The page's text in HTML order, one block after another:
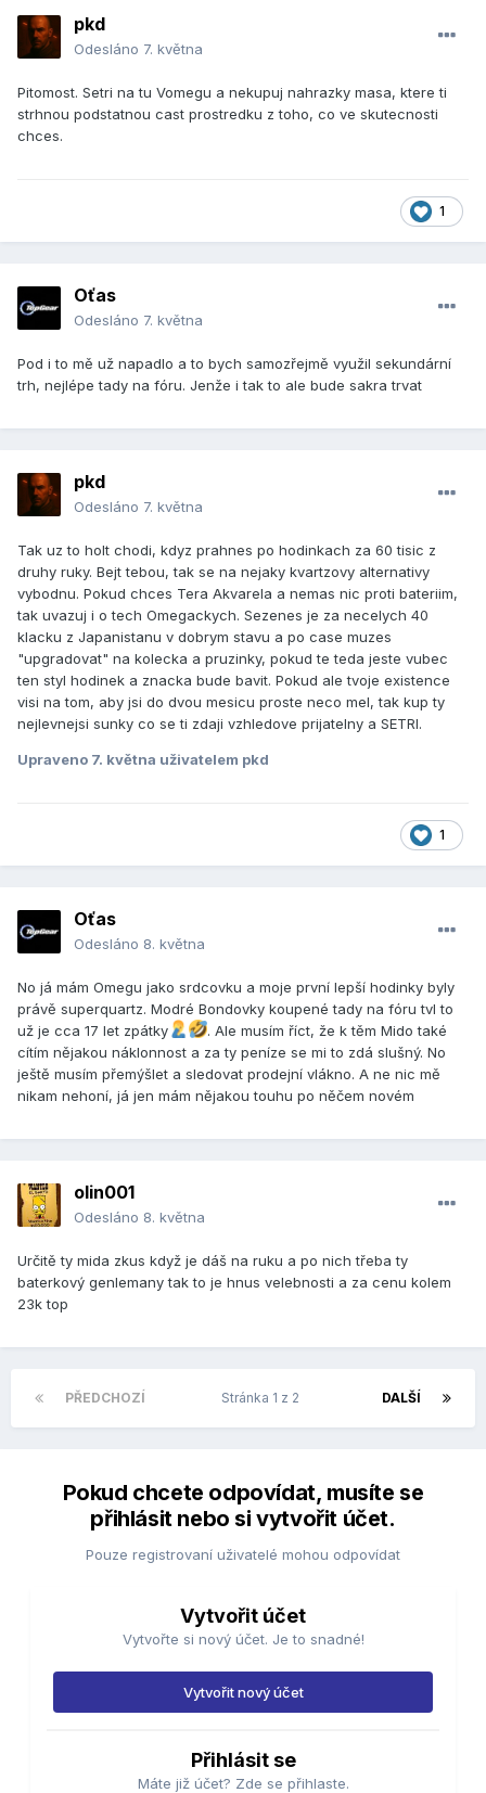
pkd
Odesláno 7. května
Pitomost. Setri na tu Vomegu a nekupuj nahrazky masa, ktere ti
strhnou podstatnou cast prostredku z toho, co ve skutecnosti
chces.
1
Oťas
Odesláno 7. května
Pod i to mě už napadlo a to bych samozřejmě využil sekundární
trh, nejlépe tady na fóru. Jenže i tak to ale bude sakra trvat
pkd
Odesláno 7. května
Tak uz to holt chodi, kdyz prahnes po hodinkach za 60 tisic z
druhy ruky. Bejt tebou, tak se na nejaky kvartzovy alternativy
vybodnu. Pokud chces Tera Akvarela a nemas nic proti bateriim,
tak uvazuj i o tech Omegackych. Sezenes je za necelych 40
klacku z Japanistanu v dobrym stavu a po case muzes
"upgradovat" na kolecka a pruzinky, pokud te teda jeste vubec
ten styl hodinek a znacka bude bavit. Pokud ale tvoje existence
visi na tom, aby jsi do dvou mesicu proste neco mel, tak kup ty
nejlevnejsi sunky co se ti zdaji vzhledove prijatelny a SETRI.
Upraveno 7. května uživatelem pkd
1
Oťas
Odesláno 8. května
No já mám Omegu jako srdcovku a moje první lepší hodinky byly
právě superquartz. Modré Bondovky koupené tady na fóru tvl to
už je cca 17 let zpátky
. Ale musím říct, že k těm Mido také
cítím nějakou náklonnost a za ty peníze se mi to zdá slušný. No
ještě musím přemýšlet a sledovat prodejní vlákno. A ne nic mě
nikam nehoní, já jen mám nějakou touhu po něčem novém
olin001
Odesláno 8. května
Určitě ty mida zkus když je dáš na ruku a po nich třeba ty
baterkový genlemany tak to je hnus velebnosti a za cenu kolem
23k top
PŘEDCHOZÍ DALŠÍ
Stránka 1 z 2
Pokud chcete odpovídat, musíte se
přihlásit nebo si vytvořit účet.
Pouze registrovaní uživatelé mohou odpovídat
Vytvořit účet
Vytvořte si nový účet. Je to snadné!
Vytvořit nový účet
Přihlásit se
Máte již účet? Zde se přihlaste.